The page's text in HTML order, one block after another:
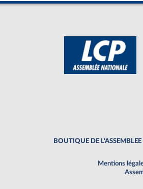
BOUTIQUE DE L'ASSEMBLEE
Mentions